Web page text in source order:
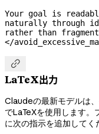
Your goal is
naturally through
rather than
</

LaTeX出力
Claudeの最新モデルは
でLaTeXを使用します。
に次の指示を追加してく